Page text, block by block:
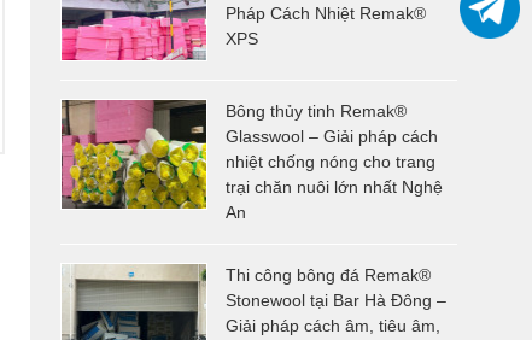
Pháp Cách Nhiệt Remak®
XPS
Bông thủy tinh Remak®
Glasswool – Giải pháp cách
nhiệt chống nóng cho trang
trại chăn nuôi lớn nhất Nghệ
An
Thi công bông đá Remak®
Stonewool tại Bar Hà Đông –
Giải pháp cách âm, tiêu âm,